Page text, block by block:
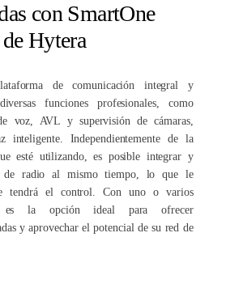
con SmartOne
de Hytera
de comunicación integral y
funciones profesionales, como
voz, AVL y supervisión de cámaras,
inteligente. Independientemente de la
esté utilizando, es posible integrar y
de radio al mismo tiempo, lo que le
tendrá el control. Con uno o varios
es la opción ideal para ofrecer
y aprovechar el potencial de su red de